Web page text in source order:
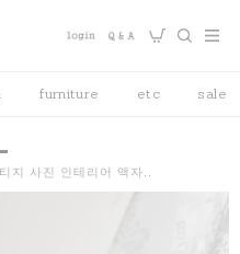
furniture etc sale
지 사진 인테리어 액자..